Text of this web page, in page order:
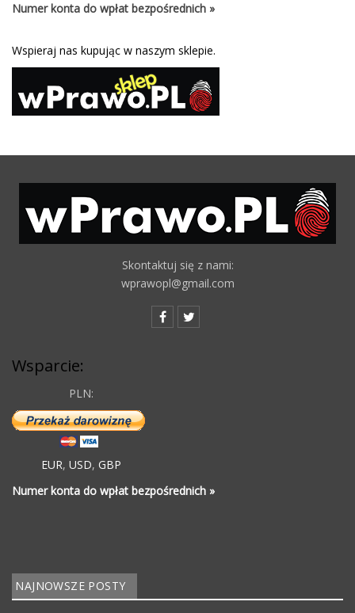
Numer konta do wpłat bezpośrednich »
Wspieraj nas kupując w naszym sklepie.
Skontaktuj się z nami:
wprawopl@gmail.com
Wsparcie:
PLN:
EUR, USD, GBP
Numer konta do wpłat bezpośrednich »
NAJNOWSZE POSTY